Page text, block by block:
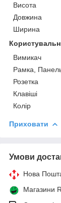
Висота
Довжина
Ширина
Вимикач
Рамка,
Розетка
Клавіші
Колір
Приховати
Умови
Нова
Магазини